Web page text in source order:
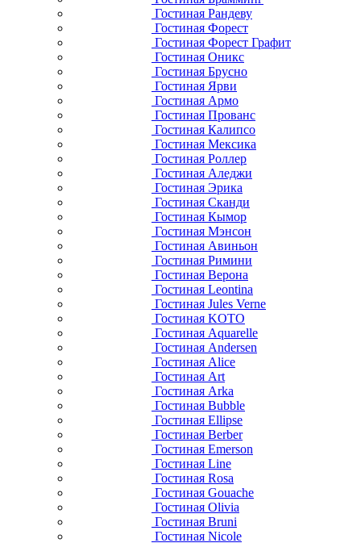
Гостиная Рандеву
Гостиная Форест
Гостиная Форест Графит
Гостиная Оникс
Гостиная Брусно
Гостиная Ярви
Гостиная Армо
Гостиная Прованс
Гостиная Калипсо
Гостиная Мексика
Гостиная Роллер
Гостиная Аледжи
Гостиная Эрика
Гостиная Сканди
Гостиная Кымор
Гостиная Мэнсон
Гостиная Авиньон
Гостиная Римини
Гостиная Верона
Гостиная Leontina
Гостиная Jules Verne
Гостиная KOTO
Гостиная Aquarelle
Гостиная Andersen
Гостиная Alice
Гостиная Art
Гостиная Arka
Гостиная Bubble
Гостиная Ellipse
Гостиная Berber
Гостиная Emerson
Гостиная Line
Гостиная Rosa
Гостиная Gouache
Гостиная Olivia
Гостиная Bruni
Гостиная Nicole